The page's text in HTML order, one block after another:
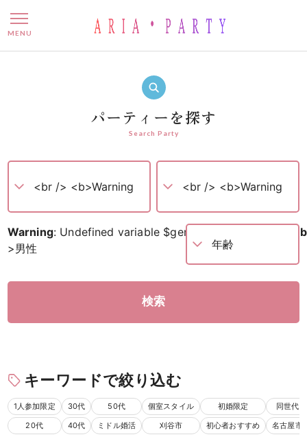
婚活パーティー – 名古屋で婚
MENU
パーティーを探す
Search Party
Warning: Undefined variable $gender in
/home/
>男性
検索
キーワードで絞り込む
1人参加限定
20代
30代
40代
50代
ミドル婚活
個室スタイル
刈谷市
初婚限定
初心者おすすめ
同世代
名古屋市